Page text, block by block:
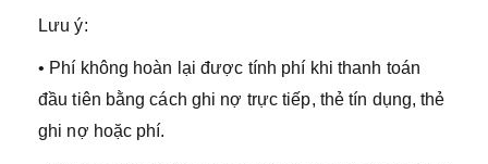
Lưu ý:
• Phí không hoàn lại được tính phí khi thanh toán
đầu tiên bằng cách ghi nợ trực tiếp, thẻ tín dụng, thẻ
ghi nợ hoặc phí.